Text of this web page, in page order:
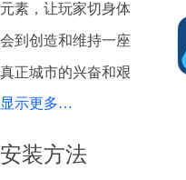
元素，让玩家切身体
会到创造和维持一座
真正城市的兴奋和艰
辛，同时扩展了城市
久不衰的主题。
显示更多…
安装方法